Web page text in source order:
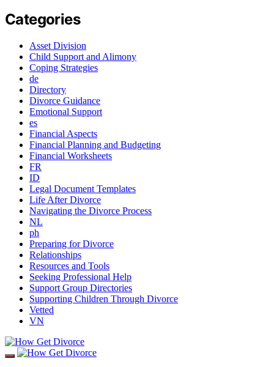
Categories
Asset Division
Child Support and Alimony
Coping Strategies
de
Directory
Divorce Guidance
Emotional Support
es
Financial Aspects
Financial Planning and Budgeting
Financial Worksheets
FR
ID
Legal Document Templates
Life After Divorce
Navigating the Divorce Process
NL
ph
Preparing for Divorce
Relationships
Resources and Tools
Seeking Professional Help
Support Group Directories
Supporting Children Through Divorce
Vetted
VN